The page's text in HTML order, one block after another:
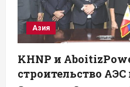
Азия
KHNP и
строительство